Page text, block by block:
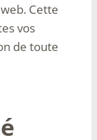
Cette
vos
de toute